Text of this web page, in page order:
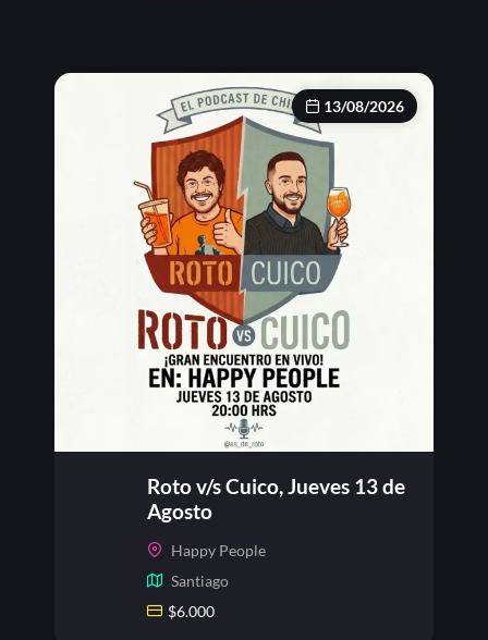
13/08/2026
Roto v/s Cuico, Jueves 13 de
Agosto
Happy People
Santiago
$6.000